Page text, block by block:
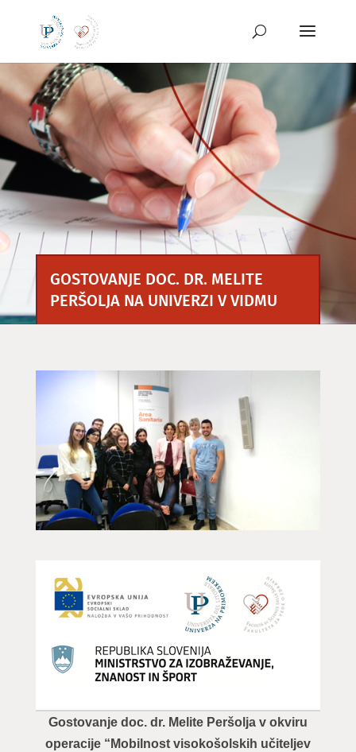
vsebino
GOSTOVANJE DOC. DR. MELITE
PERŠOLJA NA UNIVERZI V VIDMU
Gostovanje doc. dr. Melite Peršolja v okviru
operacije “Mobilnost visokošolskih učiteljev